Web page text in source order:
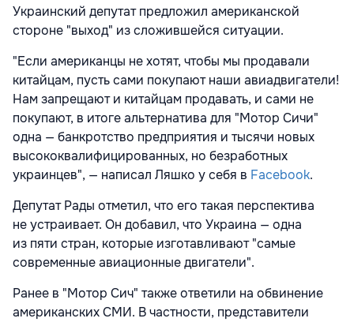
Украинский депутат предложил американской
стороне "выход" из сложившейся ситуации.
"Если американцы не хотят, чтобы мы продавали
китайцам, пусть сами покупают наши авиадвигатели!
Нам запрещают и китайцам продавать, и сами не
покупают, в итоге альтернатива для "Мотор Сичи"
одна — банкротство предприятия и тысячи новых
высококвалифицированных, но безработных
украинцев", — написал Ляшко у себя в Facebook.
Депутат Рады отметил, что его такая перспектива
не устраивает. Он добавил, что Украина — одна
из пяти стран, которые изготавливают "самые
современные авиационные двигатели".
Ранее в "Мотор Сич" также ответили на обвинение
американских СМИ. В частности, представители